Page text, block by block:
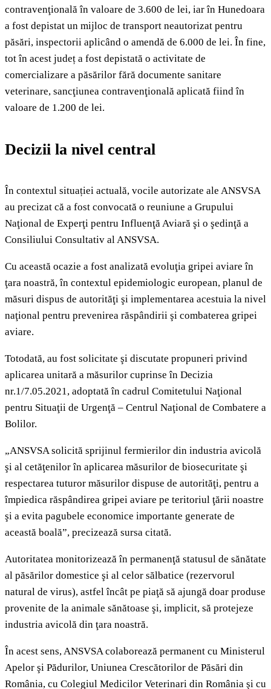
contravenţională în valoare de 3.600 de lei, iar în Hunedoara
a fost depistat un mijloc de transport neautorizat pentru
păsări, inspectorii aplicând o amendă de 6.000 de lei. În fine,
tot în acest județ a fost depistată o activitate de
comercializare a păsărilor fără documente sanitare
veterinare, sancţiunea contravenţională aplicată fiind în
valoare de 1.200 de lei.
Decizii la nivel central
În contextul situației actuală, vocile autorizate ale ANSVSA
au precizat că a fost convocată o reuniune a Grupului
Naţional de Experţi pentru Influenţă Aviară şi o şedinţă a
Consiliului Consultativ al ANSVSA.
Cu această ocazie a fost analizată evoluţia gripei aviare în
ţara noastră, în contextul epidemiologic european, planul de
măsuri dispus de autorităţi şi implementarea acestuia la nivel
naţional pentru prevenirea răspândirii şi combaterea gripei
aviare.
Totodată, au fost solicitate şi discutate propuneri privind
aplicarea unitară a măsurilor cuprinse în Decizia
nr.1/7.05.2021, adoptată în cadrul Comitetului Naţional
pentru Situaţii de Urgenţă – Centrul Naţional de Combatere a
Bolilor.
„ANSVSA solicită sprijinul fermierilor din industria avicolă
şi al cetăţenilor în aplicarea măsurilor de biosecuritate şi
respectarea tuturor măsurilor dispuse de autorităţi, pentru a
împiedica răspândirea gripei aviare pe teritoriul ţării noastre
şi a evita pagubele economice importante generate de
această boală”, precizează sursa citată.
Autoritatea monitorizează în permanenţă statusul de sănătate
al păsărilor domestice şi al celor sălbatice (rezervorul
natural de virus), astfel încât pe piaţă să ajungă doar produse
provenite de la animale sănătoase şi, implicit, să protejeze
industria avicolă din ţara noastră.
În acest sens, ANSVSA colaborează permanent cu Ministerul
Apelor şi Pădurilor, Uniunea Crescătorilor de Păsări din
România, cu Colegiul Medicilor Veterinari din România şi cu